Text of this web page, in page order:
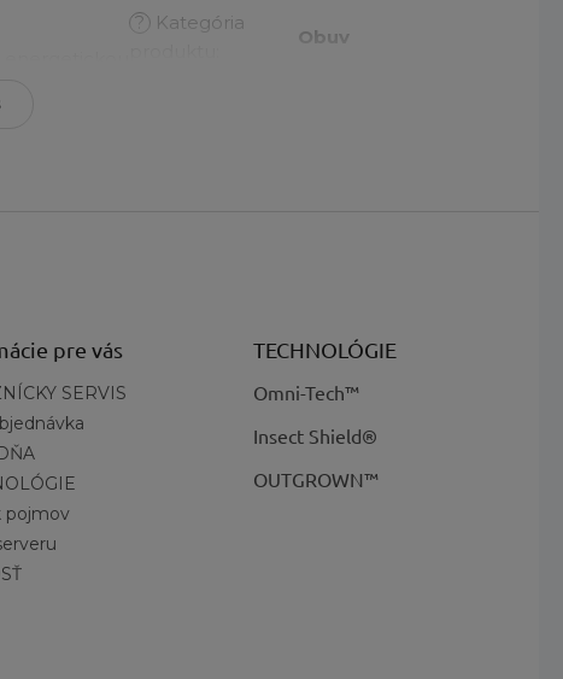
?
Kategória
Obuv
zodpovedajúce
tlmenie a stabilitu
OutDry™,
Nepremokavá,
AdaptTrax™ -
pre vás
SERVIS
pojmov
TECHNOLÓGIE
Omni-Tech™
Insect Shield®
OUTGROWN™